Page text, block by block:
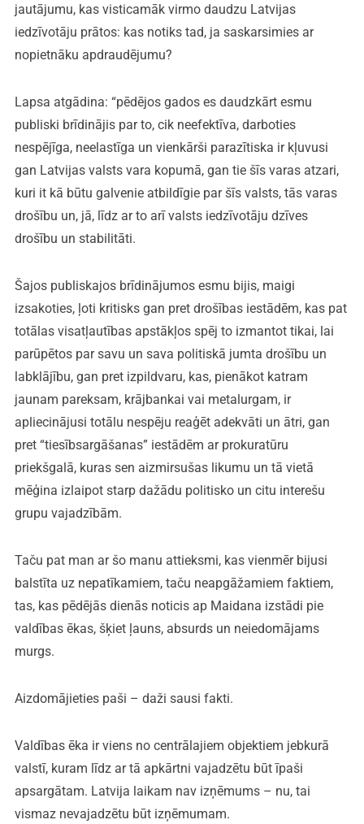
jautājumu, kas visticamāk virmo daudzu Latvijas
iedzīvotāju prātos: kas notiks tad, ja saskarsimies ar
nopietnāku apdraudējumu?
Lapsa atgādina: “pēdējos gados es daudzkārt esmu
publiski brīdinājis par to, cik neefektīva, darboties
nespējīga, neelastīga un vienkārši parazītiska ir kļuvusi
gan Latvijas valsts vara kopumā, gan tie šīs varas atzari,
kuri it kā būtu galvenie atbildīgie par šīs valsts, tās varas
drošību un, jā, līdz ar to arī valsts iedzīvotāju dzīves
drošību un stabilitāti.
Šajos publiskajos brīdinājumos esmu bijis, maigi
izsakoties, ļoti kritisks gan pret drošības iestādēm, kas pat
totālas visatļautības apstākļos spēj to izmantot tikai, lai
parūpētos par savu un sava politiskā jumta drošību un
labklājību, gan pret izpildvaru, kas, pienākot katram
jaunam pareksam, krājbankai vai metalurgam, ir
apliecinājusi totālu nespēju reaģēt adekvāti un ātri, gan
pret “tiesībsargāšanas” iestādēm ar prokuratūru
priekšgalā, kuras sen aizmirsušas likumu un tā vietā
mēģina izlaipot starp dažādu politisko un citu interešu
grupu vajadzībām.
Taču pat man ar šo manu attieksmi, kas vienmēr bijusi
balstīta uz nepatīkamiem, taču neapgāžamiem faktiem,
tas, kas pēdējās dienās noticis ap Maidana izstādi pie
valdības ēkas, šķiet ļauns, absurds un neiedomājams
murgs.
Aizdomājieties paši – daži sausi fakti.
Valdības ēka ir viens no centrālajiem objektiem jebkurā
valstī, kuram līdz ar tā apkārtni vajadzētu būt īpaši
apsargātam. Latvija laikam nav izņēmums – nu, tai
vismaz nevajadzētu būt izņēmumam.